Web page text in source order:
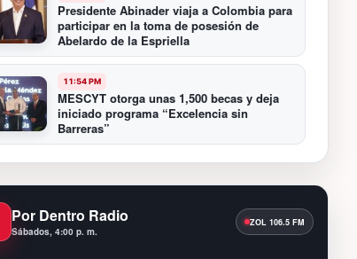
Presidente Abinader viaja a Colombia para
participar en la toma de posesión de
Abelardo de la Espriella
11:54 PM
MESCYT otorga unas 1,500 becas y deja
iniciado programa “Excelencia sin
Barreras”
BCRD informa que la variación del IPC en
Por Dentro Radio
Sábados, 4:00 p. m.